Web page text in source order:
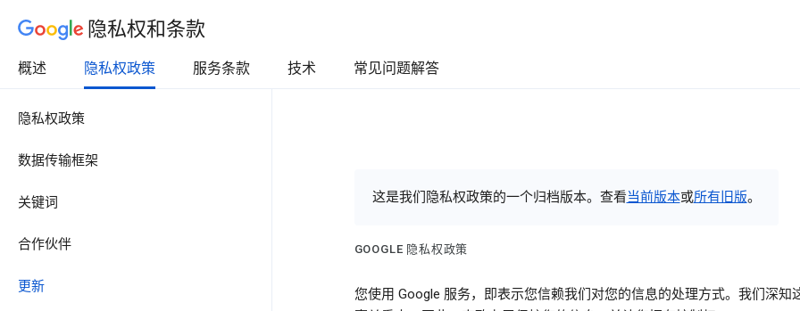
隐私权和条款
概述 隐私权政策 服务条款 技术 常见问题解答
隐私权政策
数据传输框架
关键词
合作伙伴
更新
这是我们隐私权政策的一个归档版本。查看当前版本或所有旧版。
GOOGLE 隐私权政策
您使用 Google 服务，即表示您信赖我们对您的信息的处理方式。我们深知